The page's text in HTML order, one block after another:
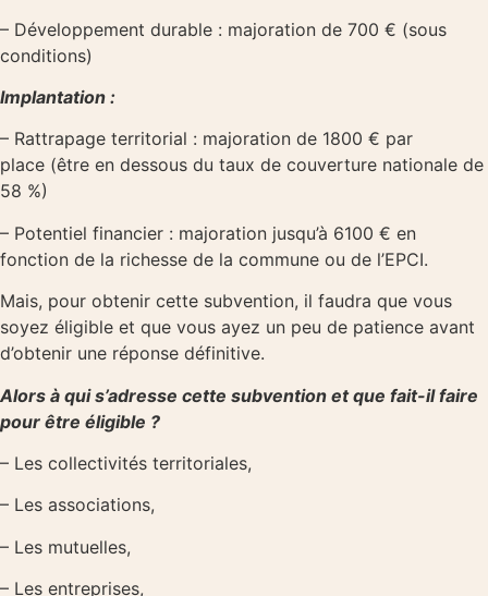
– Développement durable : majoration de 700 € (sous
conditions)
Implantation :
– Rattrapage territorial : majoration de 1800 € par
place (être en dessous du taux de couverture nationale de
58 %)
– Potentiel financier : majoration jusqu’à 6100 € en
fonction de la richesse de la commune ou de l’EPCI.
Mais, pour obtenir cette subvention, il faudra que vous
soyez éligible et que vous ayez un peu de patience avant
d’obtenir une réponse définitive.
Alors à qui s’adresse cette subvention et que fait-il faire
pour être éligible ?
– Les collectivités territoriales,
– Les associations,
– Les mutuelles,
– Les entreprises,